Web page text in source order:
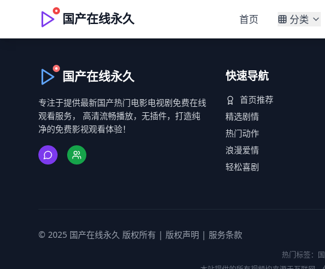
国产在线永久 首页 分类
国产在线永久
专注于提供最新国产热门电影电视剧免费在线
观看服务， 高清流畅播放，无插件，打造纯
净的免费影视观看体验！
快速导航
首页推荐
精选剧情
热门动作
浪漫爱情
轻松喜剧
© 2025 国产在线永久 版权所有 | 版权声明 | 服务条款
热门标签：